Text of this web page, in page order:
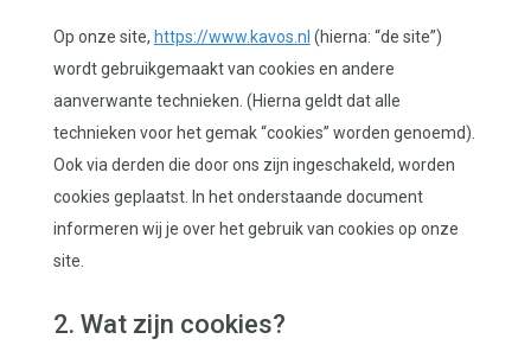
Op onze site, https://www.kavos.nl (hierna: “de site”)
wordt gebruikgemaakt van cookies en andere
aanverwante technieken. (Hierna geldt dat alle
technieken voor het gemak “cookies” worden genoemd).
Ook via derden die door ons zijn ingeschakeld, worden
cookies geplaatst. In het onderstaande document
informeren wij je over het gebruik van cookies op onze
site.
2. Wat zijn cookies?